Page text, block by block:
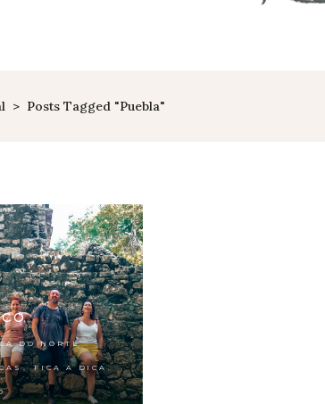
> Posts Tagged "puebla"
DO NORTE,
, FICA A DICA,